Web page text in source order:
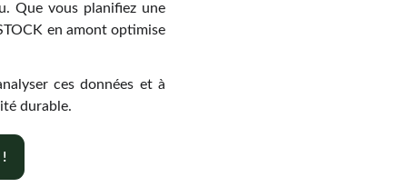
!
Que vous planifiez une
en amont optimise
ces données et à
durable.